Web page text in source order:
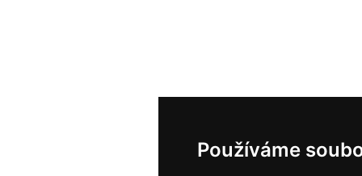
Používáme